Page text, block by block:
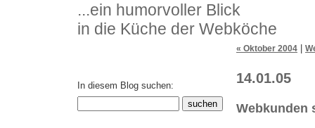
...ein humorvoller Blick
in die Küche der Webköche
« Oktober 2004
14.01.05
Webkunden
In diesem Blog suchen: